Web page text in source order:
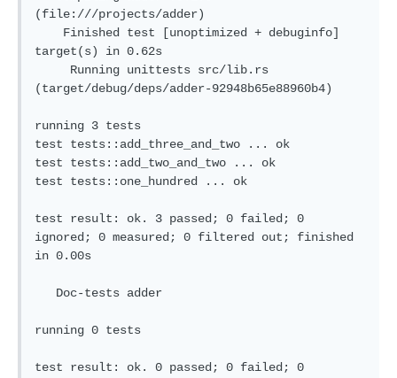
(file:///projects/adder)
target(s) in 0.62s
(target/debug/deps/adder-92948b65e88960b4)
running 3 tests
test tests::add_three_and_two ... ok
test tests::add_two_and_two ... ok
test tests::one_hundred ... ok
test result: ok. 3 passed; 0 failed; 0
ignored; 0 measured; 0 filtered out; finished
in 0.00s
running 0 tests
test result: ok. 0 passed; 0 failed; 0